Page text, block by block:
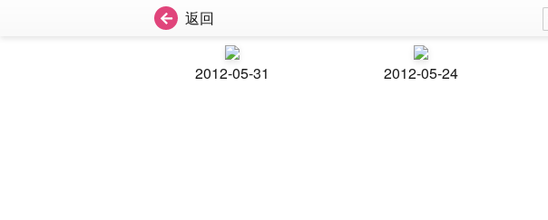
返回
2012-05-31 2012-05-24